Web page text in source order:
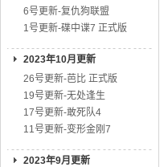
6号更新-复仇狗联盟
1号更新-碟中谍7 正式版
2023年10月更新
26号更新-芭比 正式版
19号更新-无处逢生
17号更新-敢死队4
11号更新-变形金刚7
2023年9月更新